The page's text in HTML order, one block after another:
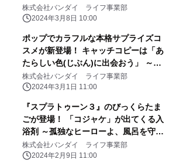
株式会社バンダイ ライフ事業部
2024年3月8日 10:00
ポップでカラフルな本格サプライズコ
スメが新登場！ キャッチコピーは「あ
たらしい色(じぶん)に出会おう」 ～第
1弾は「サンリオ」「おジャ魔女どれ
み」で新登場～
株式会社バンダイ ライフ事業部
2024年3月1日 11:00
『スプラトゥーン３』のびっくらたま
ごが登場！ 「コジャケ」が出てくる入
浴剤 ～孤独なヒーローよ、風呂を守
れ！～
株式会社バンダイ ライフ事業部
2024年2月9日 11:00